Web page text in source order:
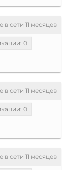
в сети 11 месяцев
0
в сети 11 месяцев
0
в сети 11 месяцев